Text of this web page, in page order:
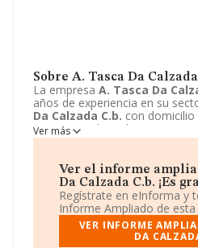
Sobre A. Tasca Da Calzada
La empresa A. Tasca Da
años de experiencia en su
Da Calzada C.b. con domicilio
Ponte, 156, lugo, lugo. Su
5630 - Servicios de bebidas.
Ver más
Ver el informe
Da Calzada C.b. ¡Es
Regístrate en eInforma y
Informe Ampliado de esta
VER INFORME
DA